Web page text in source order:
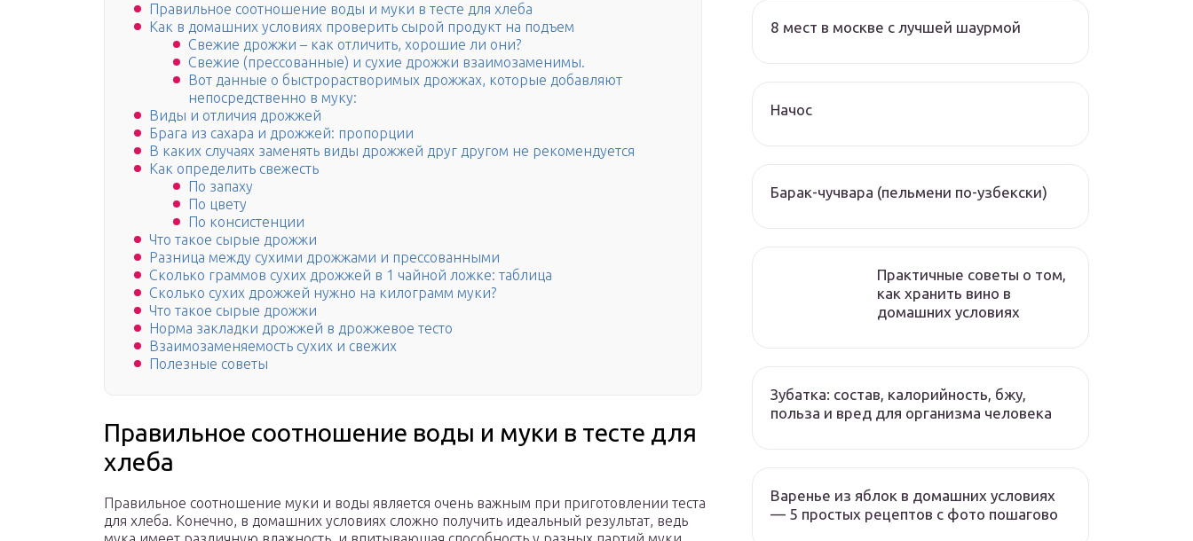
Правильное соотношение воды и муки в тесте для хлеба
Как в домашних условиях проверить сырой продукт на подъем
Свежие дрожжи – как отличить, хорошие ли они?
Свежие (прессованные) и сухие дрожжи взаимозаменимы.
Вот данные о быстрорастворимых дрожжах, которые добавляют
непосредственно в муку:
Виды и отличия дрожжей
Брага из сахара и дрожжей: пропорции
В каких случаях заменять виды дрожжей друг другом не рекомендуется
Как определить свежесть
По запаху
По цвету
По консистенции
Что такое сырые дрожжи
Разница между сухими дрожжами и прессованными
Сколько граммов сухих дрожжей в 1 чайной ложке: таблица
Сколько сухих дрожжей нужно на килограмм муки?
Что такое сырые дрожжи
Норма закладки дрожжей в дрожжевое тесто
Взаимозаменяемость сухих и свежих
Полезные советы
Правильное соотношение воды и муки в тесте для
хлеба
Правильное соотношение муки и воды является очень важным при приготовлении теста
для хлеба. Конечно, в домашних условиях сложно получить идеальный результат, ведь
8 мест в москве с лучшей шаурмой
Начос
Барак-чучвара (пельмени по-узбекски)
Практичные советы о том,
как хранить вино в
домашних условиях
Зубатка: состав, калорийность, бжу,
польза и вред для организма человека
Варенье из яблок в домашних условиях
— 5 простых рецептов с фото пошагово